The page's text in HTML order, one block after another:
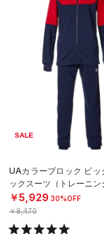
SALE
UAカラーブロック ビッ
ックスーツ（トレーニ
￥5,929 30%OFF
￥8,470